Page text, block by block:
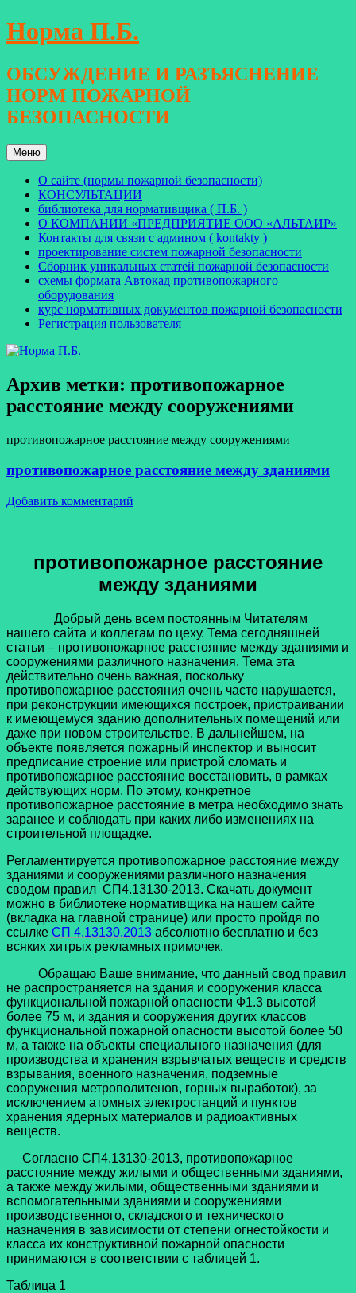
Перейти
к
Норма П.Б.
ОБСУЖДЕНИЕ И РАЗЪЯСНЕНИЕ
НОРМ ПОЖАРНОЙ
БЕЗОПАСНОСТИ
Меню
О сайте (нормы пожарной безопасности)
КОНСУЛЬТАЦИИ
библиотека для нормативщика ( П.Б. )
О КОМПАНИИ «ПРЕДПРИЯТИЕ ООО «АЛЬТАИР»
Контакты для связи с админом ( kontakty )
проектирование систем пожарной безопасности
Сборник уникальных статей пожарной безопасности
схемы формата Автокад противопожарного
оборудования
курс нормативных документов пожарной безопасности
Регистрация пользователя
Архив метки: противопожарное
расстояние между сооружениями
противопожарное расстояние между сооружениями
противопожарное расстояние между зданиями
Добавить комментарий
противопожарное расстояние
между зданиями
Добрый день всем постоянным Читателям
нашего сайта и коллегам по цеху. Тема сегодняшней
статьи – противопожарное расстояние между зданиями и
сооружениями различного назначения. Тема эта
действительно очень важная, поскольку
противопожарное расстояния очень часто нарушается,
при реконструкции имеющихся построек, пристраивании
к имеющемуся зданию дополнительных помещений или
даже при новом строительстве. В дальнейшем, на
объекте появляется пожарный инспектор и выносит
предписание строение или пристрой сломать и
противопожарное расстояние восстановить, в рамках
действующих норм. По этому, конкретное
противопожарное расстояние в метра необходимо знать
заранее и соблюдать при каких либо изменениях на
строительной площадке.
Регламентируется противопожарное расстояние между
зданиями и сооружениями различного назначения
сводом правил СП4.13130-2013. Скачать документ
можно в библиотеке нормативщика на нашем сайте
(вкладка на главной странице) или просто пройдя по
ссылке СП 4.13130.2013 абсолютно бесплатно и без
всяких хитрых рекламных примочек.
Обращаю Ваше внимание, что данный свод правил
не распространяется на здания и сооружения класса
функциональной пожарной опасности Ф1.3 высотой
более 75 м, и здания и сооружения других классов
функциональной пожарной опасности высотой более 50
м, а также на объекты специального назначения (для
производства и хранения взрывчатых веществ и средств
взрывания, военного назначения, подземные
сооружения метрополитенов, горных выработок), за
исключением атомных электростанций и пунктов
хранения ядерных материалов и радиоактивных
веществ.
Согласно СП4.13130-2013, противопожарное
расстояние между жилыми и общественными зданиями,
а также между жилыми, общественными зданиями и
вспомогательными зданиями и сооружениями
производственного, складского и технического
назначения в зависимости от степени огнестойкости и
класса их конструктивной пожарной опасности
принимаются в соответствии с таблицей 1.
Таблица 1